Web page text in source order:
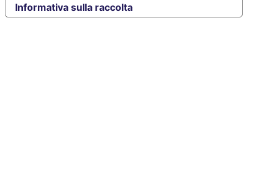
Informativa sulla raccolta